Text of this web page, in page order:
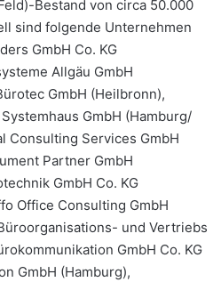
Bestand von circa 50.000
sind folgende Unternehmen
GmbH Co. KG
Allgäu GmbH
GmbH (Heilbronn),
GmbH (Hamburg/
Consulting Services GmbH
Partner GmbH
GmbH Co. KG
Office Consulting GmbH
und Vertriebs
GmbH Co. KG
GmbH (Hamburg),